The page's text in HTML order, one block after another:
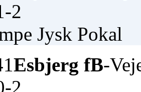
2
Jysk Pokal
Esbjerg fB-
2